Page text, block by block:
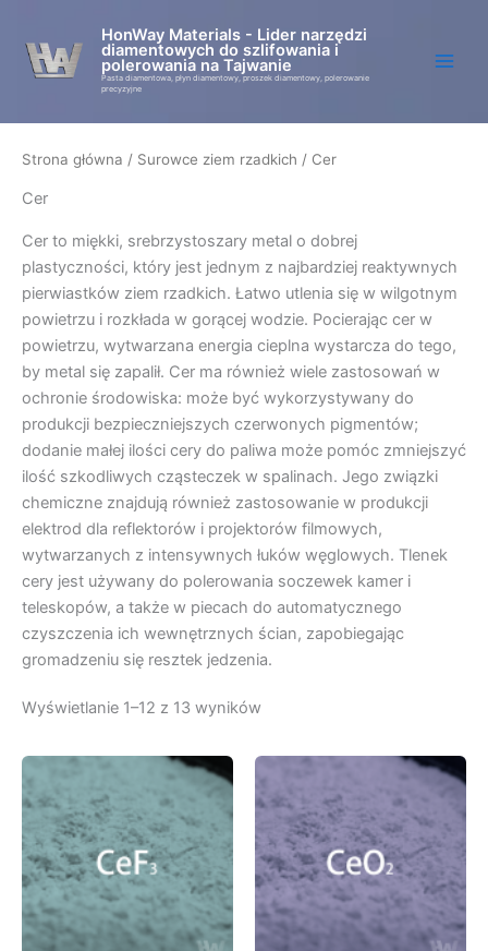
treści
HonWay Materials - Lider narzędzi
diamentowych do szlifowania i
polerowania na Tajwanie
Pasta diamentowa, płyn diamentowy, proszek diamentowy, polerowanie
precyzyjne
Strona główna / Surowce ziem rzadkich / Cer
Cer
Cer to miękki, srebrzystoszary metal o dobrej
plastyczności, który jest jednym z najbardziej reaktywnych
pierwiastków ziem rzadkich. Łatwo utlenia się w wilgotnym
powietrzu i rozkłada w gorącej wodzie. Pocierając cer w
powietrzu, wytwarzana energia cieplna wystarcza do tego,
by metal się zapalił. Cer ma również wiele zastosowań w
ochronie środowiska: może być wykorzystywany do
produkcji bezpieczniejszych czerwonych pigmentów;
dodanie małej ilości cery do paliwa może pomóc zmniejszyć
ilość szkodliwych cząsteczek w spalinach. Jego związki
chemiczne znajdują również zastosowanie w produkcji
elektrod dla reflektorów i projektorów filmowych,
wytwarzanych z intensywnych łuków węglowych. Tlenek
cery jest używany do polerowania soczewek kamer i
teleskopów, a także w piecach do automatycznego
czyszczenia ich wewnętrznych ścian, zapobiegając
gromadzeniu się resztek jedzenia.
Wyświetlanie 1–12 z 13 wyników